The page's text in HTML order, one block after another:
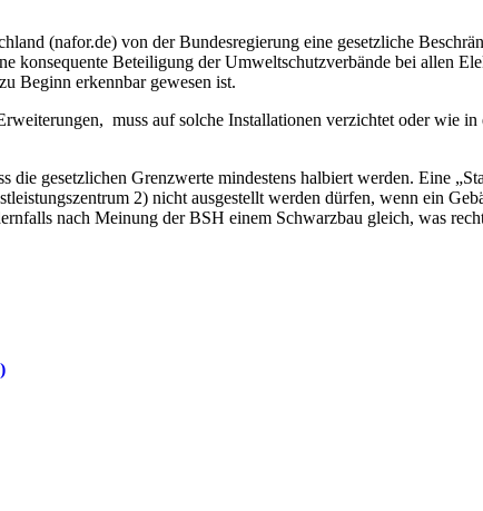
(nafor.de) von der Bundesregierung eine gesetzliche
konsequente Beteiligung der Umweltschutzverbände bei allen
Beginn erkennbar gewesen ist.
muss auf solche Installationen verzichtet oder wie
die gesetzlichen Grenzwerte mindestens halbiert werden. Eine
2) nicht ausgestellt werden dürfen, wenn ein
nach Meinung der BSH einem Schwarzbau gleich, was